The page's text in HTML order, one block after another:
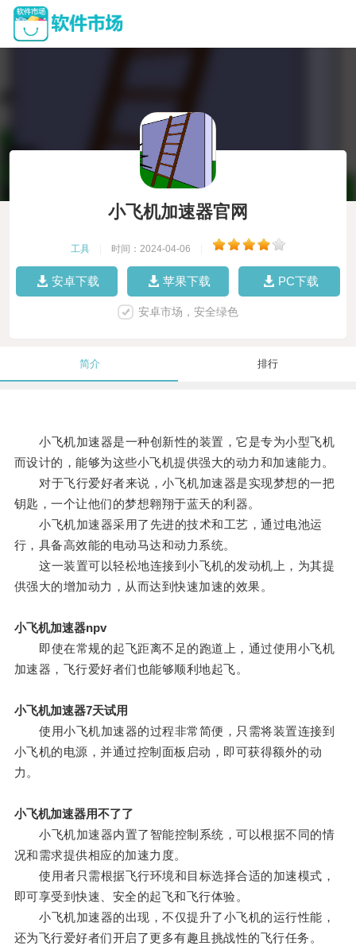
小飞机加速器官网
工具 时间：2024-04-06
安卓下载 苹果下载 PC下载
安卓市场，安全绿色
简介 排行
小飞机加速器是一种创新性的装置，它是专为小型飞机
而设计的，能够为这些小飞机提供强大的动力和加速能力。
对于飞行爱好者来说，小飞机加速器是实现梦想的一把
钥匙，一个让他们的梦想翱翔于蓝天的利器。
小飞机加速器采用了先进的技术和工艺，通过电池运
行，具备高效能的电动马达和动力系统。
这一装置可以轻松地连接到小飞机的发动机上，为其提
供强大的增加动力，从而达到快速加速的效果。
小飞机加速器npv
即使在常规的起飞距离不足的跑道上，通过使用小飞机
加速器，飞行爱好者们也能够顺利地起飞。
小飞机加速器7天试用
使用小飞机加速器的过程非常简便，只需将装置连接到
小飞机的电源，并通过控制面板启动，即可获得额外的动
力。
小飞机加速器用不了了
小飞机加速器内置了智能控制系统，可以根据不同的情
况和需求提供相应的加速力度。
使用者只需根据飞行环境和目标选择合适的加速模式，
即可享受到快速、安全的起飞和飞行体验。
小飞机加速器的出现，不仅提升了小飞机的运行性能，
还为飞行爱好者们开启了更多有趣且挑战性的飞行任务。